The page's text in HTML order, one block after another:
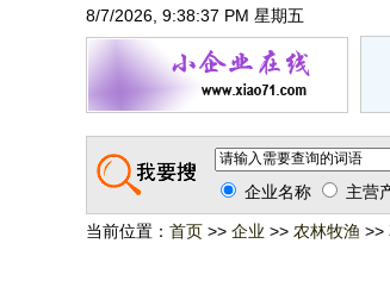
8/7/2026, 9:38:37 PM 星期五
企业名称 主营
当前位置： 首页 >> 企业 >> 农林牧渔 >>